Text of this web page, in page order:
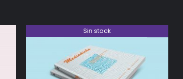
Sin stock
DETALLES